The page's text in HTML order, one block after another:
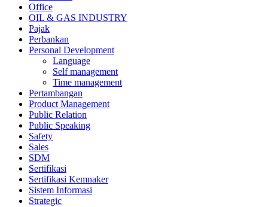
Office
OIL & GAS INDUSTRY
Pajak
Perbankan
Personal Development
Language
Self management
Time management
Pertambangan
Product Management
Public Relation
Public Speaking
Safety
Sales
SDM
Sertifikasi
Sertifikasi Kemnaker
Sistem Informasi
Strategic